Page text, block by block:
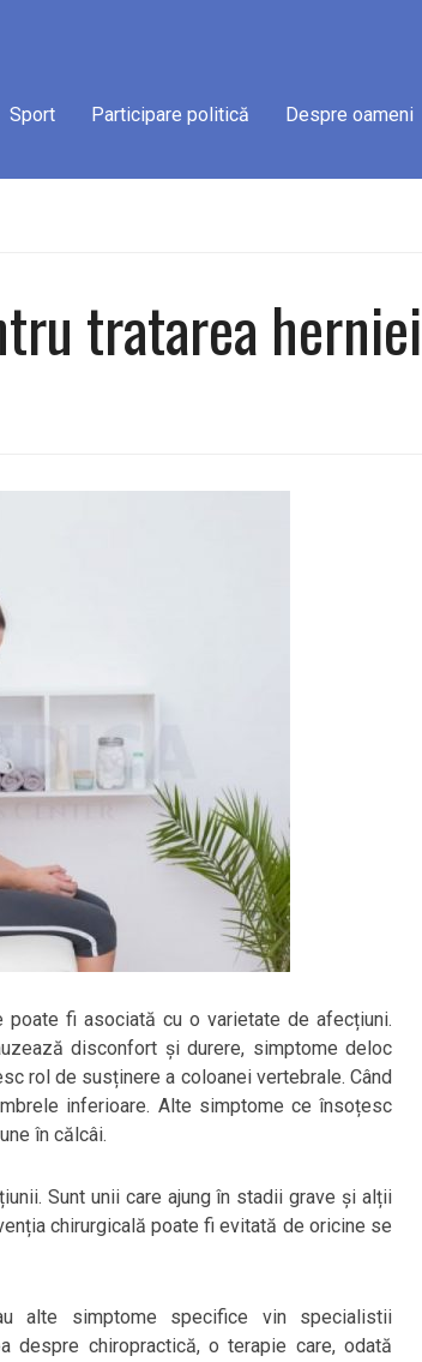
Sport Participare politică Despre oameni
tratarea
fi asociată cu o varietate de afecțiuni.
disconfort și durere, simptome deloc
rol de susținere a coloanei vertebrale. Când
inferioare. Alte simptome ce însoțesc
în călcâi.
Sunt unii care ajung în stadii grave și alții
chirurgicală poate fi evitată de oricine se
alte simptome specifice vin specialistii
despre chiropractică, o terapie care, odată